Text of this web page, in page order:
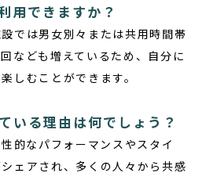
用できますか？
では男女別々または共用時間帯
なども増えているため、自分に
しむことができます。
いる理由は何でしょう？
的なパフォーマンスやスタイ
ェアされ、多くの人々から共感